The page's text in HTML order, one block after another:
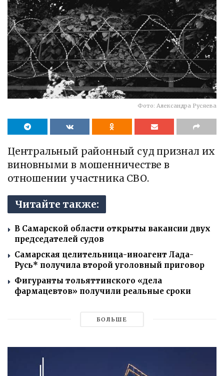
Фото: Александра Русяева
Центральный районный суд признал их
виновными в мошенничестве в
отношении участника СВО.
Читайте также:
В Самарской области открыты вакансии двух
председателей судов
Самарская целительница-иноагент Лада-
Русь* получила второй уголовный приговор
Фигуранты тольяттинского «дела
фармацевтов» получили реальные сроки
БОЛЬШЕ